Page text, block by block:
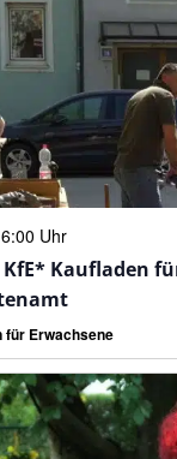
Uhr
Kaufladen
für Erwachsene